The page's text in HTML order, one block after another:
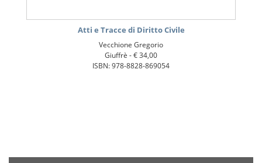
Atti e Tracce di Diritto Civile
Vecchione Gregorio
Giuffrè -€ 34,00
ISBN: 978-8828-869054